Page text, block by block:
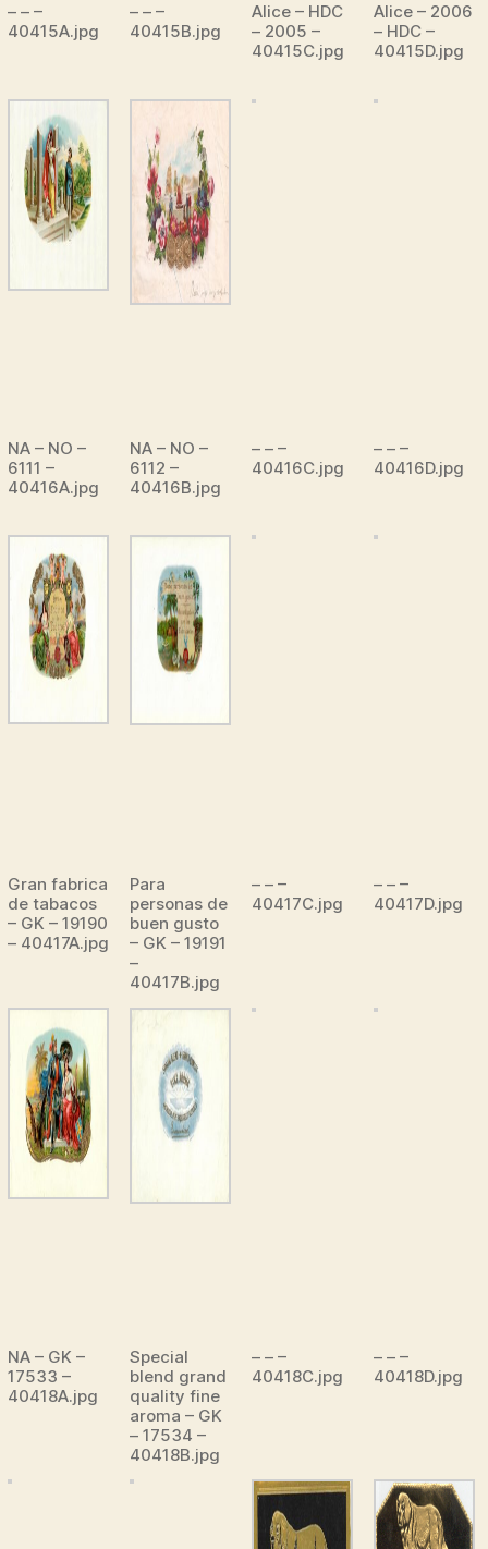
– – –
40415A.jpg
– – –
40415B.jpg
Alice – HDC
– 2005 –
40415C.jpg
Alice – 2006
– HDC –
40415D.jpg
NA – NO –
6111 –
40416A.jpg
NA – NO –
6112 –
40416B.jpg
– – –
40416C.jpg
– – –
40416D.jpg
Gran fabrica
de tabacos
– GK – 19190
– 40417A.jpg
Para
personas de
buen gusto
– GK – 19191
–
40417B.jpg
– – –
40417C.jpg
– – –
40417D.jpg
NA – GK –
17533 –
40418A.jpg
Special
blend grand
quality fine
aroma – GK
– 17534 –
40418B.jpg
– – –
40418C.jpg
– – –
40418D.jpg